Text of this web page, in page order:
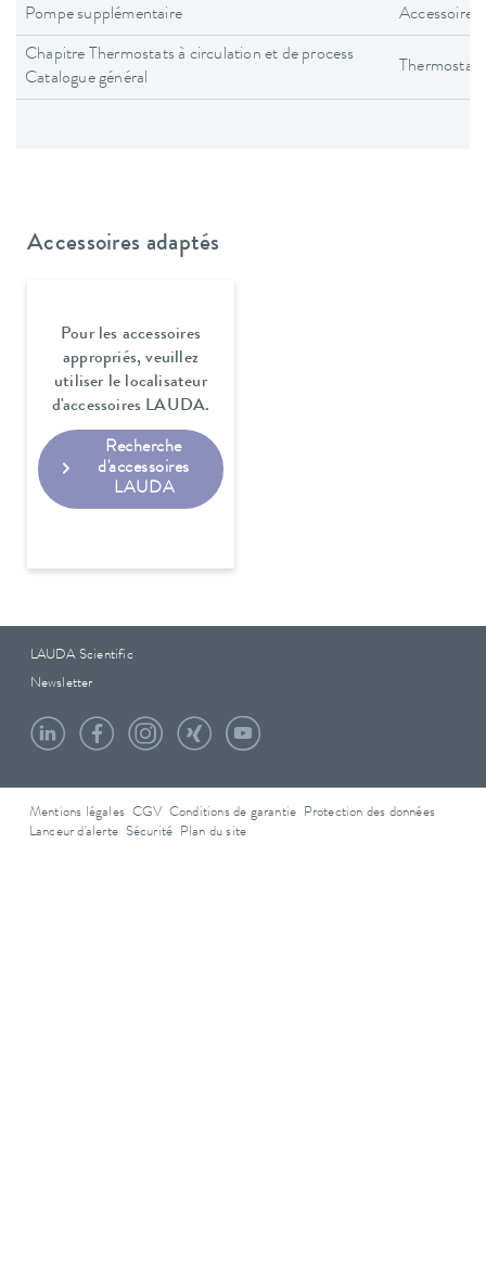
Pompe supplémentaire Accessoires
Chapitre Thermostats à circulation et de process
Catalogue général
Accessoires adaptés
Pour les accessoires
appropriés, veuillez
utiliser le localisateur
d'accessoires LAUDA.
Recherche
d'accessoires
LAUDA
LAUDA Scientific
Newsletter
Mentions légales CGV Conditions de garantie
Protection des données
Lanceur d'alerte Sécurité Plan du site